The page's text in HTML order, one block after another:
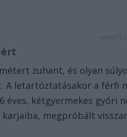
zuhant, és olyan
A letartóztatásakor a
éves, kétgyermekes
megpróbált